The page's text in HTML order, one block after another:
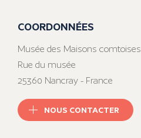
COORDONNÉES
Musée des Maisons comtoises
Rue du musée
25360 Nancray - France
NOUS CONTACTER